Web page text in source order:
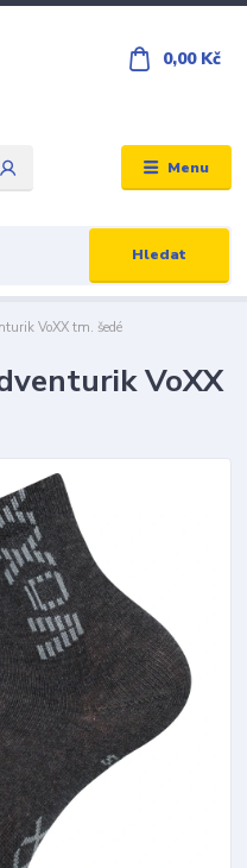
Menu
Hledat
0,00 Kč
VoXX tm. šedé
VoXX